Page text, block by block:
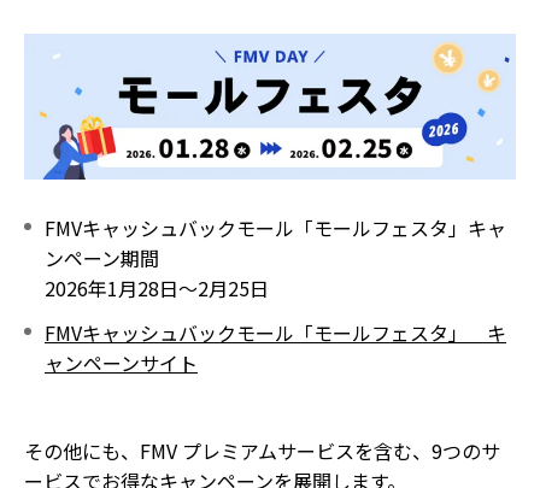
FMVキャッシュバックモール「モールフェスタ」キャ
ンペーン期間
2026年1月28日～2月25日
FMVキャッシュバックモール「モールフェスタ」 キ
ャンペーンサイト
その他にも、FMV プレミアムサービスを含む、9つのサ
ービスでお得なキャンペーンを展開します。